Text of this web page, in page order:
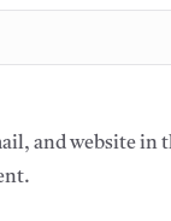
and website in